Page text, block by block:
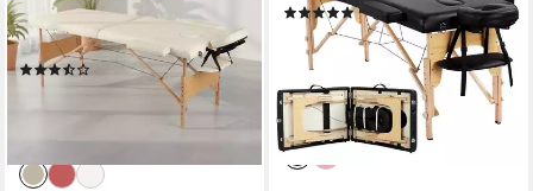
Ergonomisch inkl. Tasche
(Stück, Liege), flexibel
Einstellbar
94,80 € 119,90 €
(1)
114,99 € UVP189,99 €
-39%
lieferbar - in 2-3 Werktagen bei dir